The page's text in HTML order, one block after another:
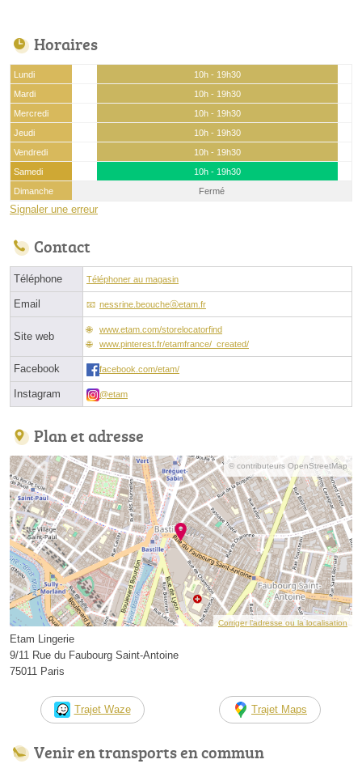
Horaires
Lundi
10h - 19h30
Mardi
10h - 19h30
Mercredi
10h - 19h30
Jeudi
10h - 19h30
Vendredi
10h - 19h30
Samedi
10h - 19h30
Dimanche
Fermé
Signaler une erreur
Contact
Téléphone Téléphoner au magasin
Email nessrine.beoucheⓐetam.fr
Site web
www.etam.com/storelocatorfind
www.pinterest.fr/etamfrance/_created/
Facebook facebook.com/etam/
Instagram @etam
Plan et adresse
© contributeurs OpenStreetMap
Corriger l’adresse ou la localisation
Etam Lingerie
9/11 Rue du Faubourg Saint-Antoine
75011 Paris
Trajet Waze Trajet Maps
Venir en transports en commun